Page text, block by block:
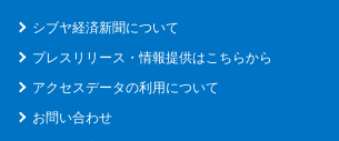
シブヤ経済新聞について
プレスリリース・情報提供はこちらから
アクセスデータの利用について
お問い合わせ